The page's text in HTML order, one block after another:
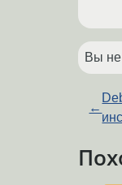
Вы не
←